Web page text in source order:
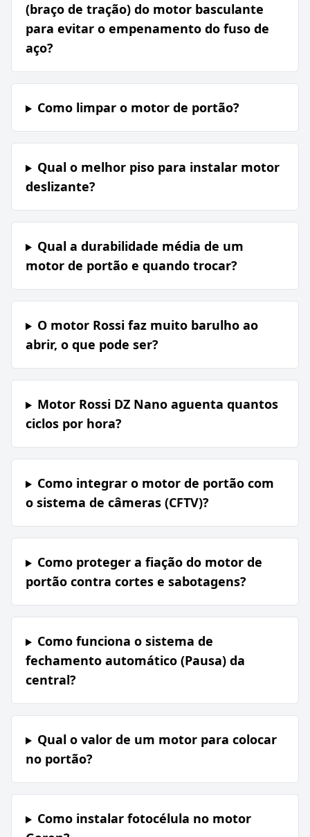
(braço de tração) do motor basculante
para evitar o empenamento do fuso de
aço?
Como limpar o motor de portão?
Qual o melhor piso para instalar motor
deslizante?
Qual a durabilidade média de um
motor de portão e quando trocar?
O motor Rossi faz muito barulho ao
abrir, o que pode ser?
Motor Rossi DZ Nano aguenta quantos
ciclos por hora?
Como integrar o motor de portão com
o sistema de câmeras (CFTV)?
Como proteger a fiação do motor de
portão contra cortes e sabotagens?
Como funciona o sistema de
fechamento automático (Pausa) da
central?
Qual o valor de um motor para colocar
no portão?
Como instalar fotocélula no motor